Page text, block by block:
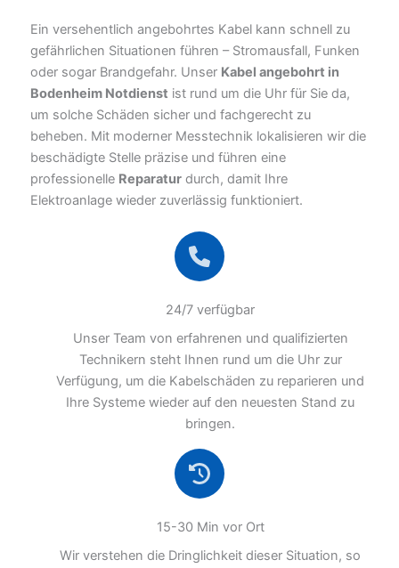
Ein versehentlich angebohrtes Kabel kann schnell zu
gefährlichen Situationen führen – Stromausfall, Funken
oder sogar Brandgefahr. Unser Kabel angebohrt in
Bodenheim Notdienst ist rund um die Uhr für Sie da,
um solche Schäden sicher und fachgerecht zu
beheben. Mit moderner Messtechnik lokalisieren wir die
beschädigte Stelle präzise und führen eine
professionelle Reparatur durch, damit Ihre
Elektroanlage wieder zuverlässig funktioniert.
24/7 verfügbar
Unser Team von erfahrenen und qualifizierten
Technikern steht Ihnen rund um die Uhr zur
Verfügung, um die Kabelschäden zu reparieren und
Ihre Systeme wieder auf den neuesten Stand zu
bringen.
15-30 Min vor Ort
Wir verstehen die Dringlichkeit dieser Situation, so